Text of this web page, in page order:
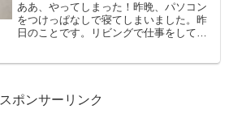
ああ、やってしまった！昨晩、パソコン
をつけっぱなしで寝てしまいました。昨
日のことです。リビングで仕事をしてい
スポンサーリンク